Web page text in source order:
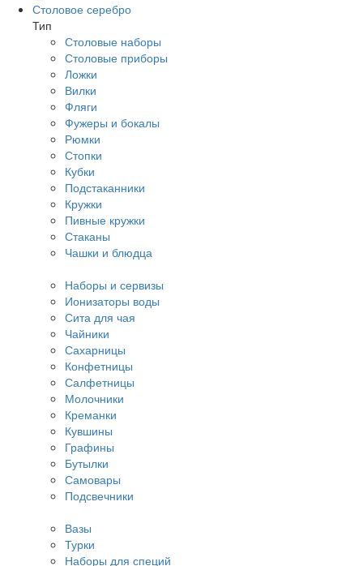
Столовое серебро
Тип
Столовые наборы
Столовые приборы
Ложки
Вилки
Фляги
Фужеры и бокалы
Рюмки
Стопки
Кубки
Подстаканники
Кружки
Пивные кружки
Стаканы
Чашки и блюдца
Наборы и сервизы
Ионизаторы воды
Сита для чая
Чайники
Сахарницы
Конфетницы
Салфетницы
Молочники
Креманки
Кувшины
Графины
Бутылки
Самовары
Подсвечники
Вазы
Турки
Наборы для специй